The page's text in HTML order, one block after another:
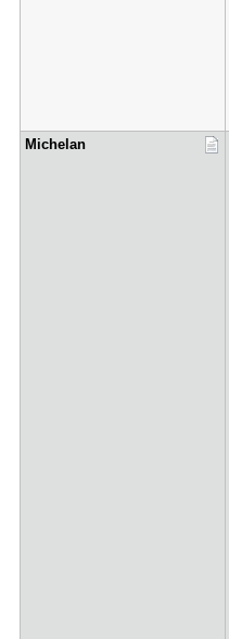
Michelan